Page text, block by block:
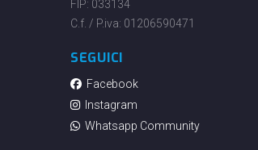
FIP: 033134
C.f. / P.iva: 01206590471
SEGUICI
Facebook
Instagram
Whatsapp Community